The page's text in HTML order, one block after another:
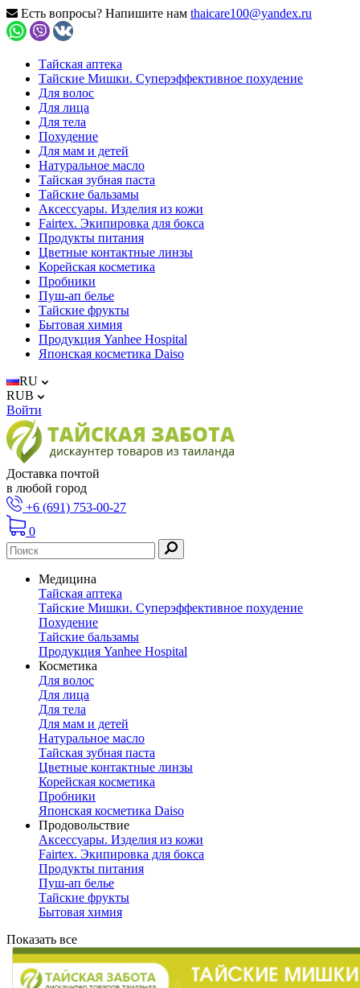
Есть вопросы? Напишите нам thaicare100@yandex.ru
Тайская аптека
Тайские Мишки. Суперэффективное похудение
Для волос
Для лица
Для тела
Похудение
Для мам и детей
Натуральное масло
Тайская зубная паста
Тайские бальзамы
Аксессуары. Изделия из кожи
Fairtex. Экипировка для бокса
Продукты питания
Цветные контактные линзы
Корейская косметика
Пробники
Пуш-ап белье
Тайские фрукты
Бытовая химия
Продукция Yanhee Hospital
Японская косметика Daiso
RU
RUB
Войти
Доставка почтой
в любой город
+6 (691) 753-00-27
0
Медицина
Тайская аптека
Тайские Мишки. Суперэффективное похудение
Похудение
Тайские бальзамы
Продукция Yanhee Hospital
Косметика
Для волос
Для лица
Для тела
Для мам и детей
Натуральное масло
Тайская зубная паста
Цветные контактные линзы
Корейская косметика
Пробники
Японская косметика Daiso
Продовольствие
Аксессуары. Изделия из кожи
Fairtex. Экипировка для бокса
Продукты питания
Пуш-ап белье
Тайские фрукты
Бытовая химия
Показать все